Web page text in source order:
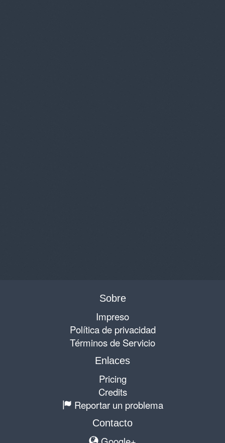
Sobre
Impreso
Política de privacidad
Términos de Servicio
Enlaces
Pricing
Credits
Reportar un problema
Contacto